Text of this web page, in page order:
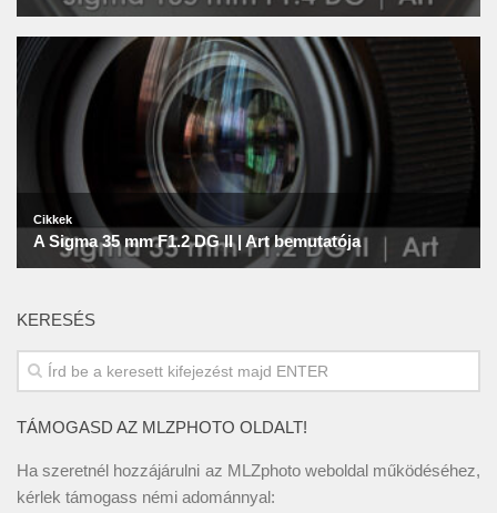
KERESÉS
TÁMOGASD AZ MLZPHOTO OLDALT!
Ha szeretnél hozzájárulni az MLZphoto weboldal működéséhez,
kérlek támogass némi adománnyal: